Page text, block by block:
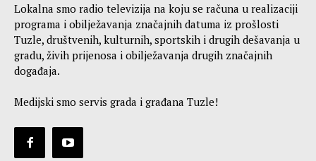
Lokalna smo radio televizija na koju se računa u realizaciji
programa i obilježavanja značajnih datuma iz prošlosti
Tuzle, društvenih, kulturnih, sportskih i drugih dešavanja u
gradu, živih prijenosa i obilježavanja drugih značajnih
događaja.
Medijski smo servis grada i građana Tuzle!